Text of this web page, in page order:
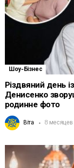
Шоу-Бізнес
Різдвяний день
Денисенко
родинне фото
Віта 8 месяцев